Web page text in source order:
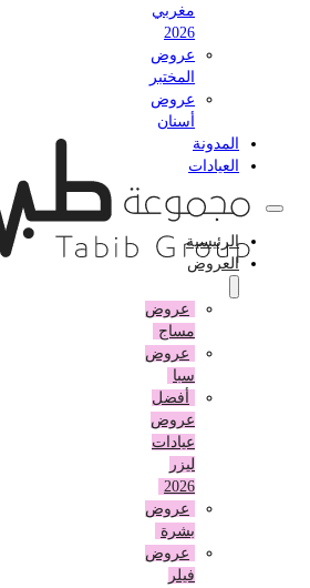
مغربي
عروض
المختبر
عروض
أسنان
المدونة
العيادات
الرئيسية
العروض
عروض
مساج
عروض
أفضل
عروض
عيادات
عروض
بشرة
عروض